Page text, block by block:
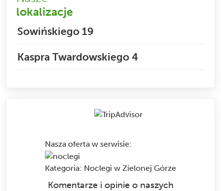
lokalizacje
Sowińskiego 19
Kaspra Twardowskiego 4
Nasza oferta w serwisie:
Kategoria: Noclegi w Zielonej Górze
Komentarze i opinie o naszych